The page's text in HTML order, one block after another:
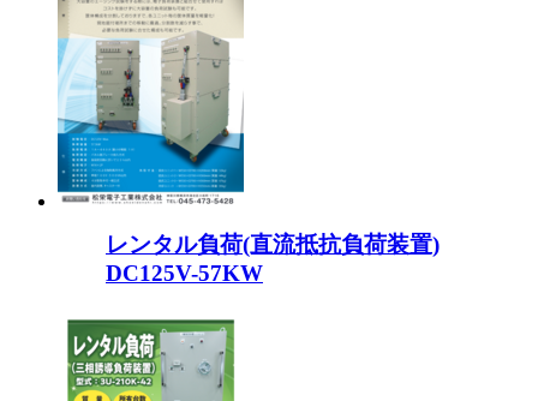
レンタル負荷(直流抵抗負荷装置)
DC125V-57KW